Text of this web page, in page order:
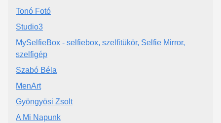
Tonó Fotó
Studio3
MySelfieBox - selfiebox, szelfitükör, Selfie Mirror,
szelfigép
Szabó Béla
MenArt
Gyöngyösi Zsolt
A Mi Napunk